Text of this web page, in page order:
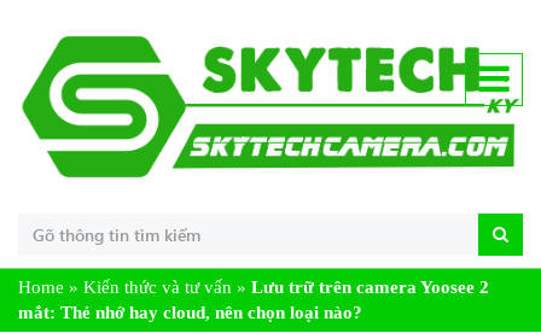
Home » Kiến thức và tư vấn » Lưu trữ trên camera Yoosee 2
mắt: Thẻ nhớ hay cloud, nên chọn loại nào?